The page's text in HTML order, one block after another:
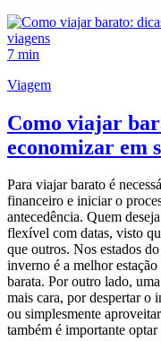
7 min
Viagem
Como viajar
economizar em
Para viajar barato é
financeiro e iniciar o
antecedência. Quem
flexível com datas, visto
que outros. Nos estados
inverno é a melhor
barata. Por outro lado,
mais cara, por despertar o
ou simplesmente
também é importante